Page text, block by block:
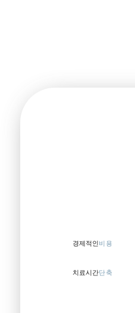
경제적인 비용
치료시간단축